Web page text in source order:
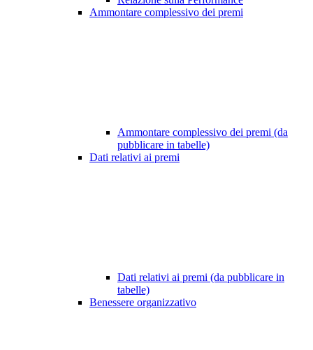
Ammontare complessivo dei premi
Ammontare complessivo dei premi (da
pubblicare in tabelle)
Dati relativi ai premi
Dati relativi ai premi (da pubblicare in
tabelle)
Benessere organizzativo